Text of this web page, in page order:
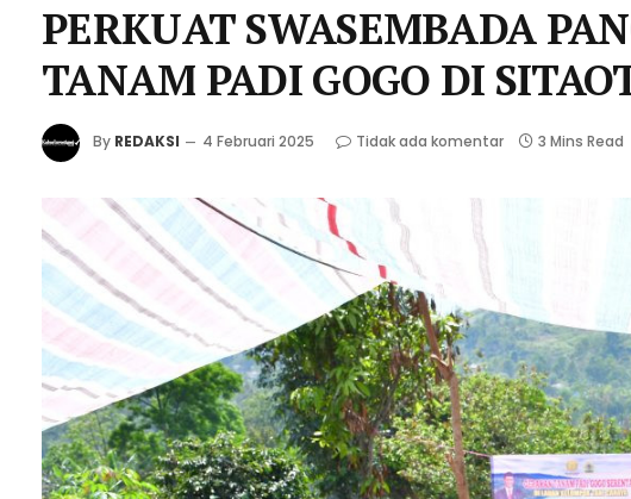
PERKUAT SWASEMBADA
TANAM PADI GOGO DI
By REDAKSI 4 Februari 2025 Tidak ada komentar 3 Mins Read